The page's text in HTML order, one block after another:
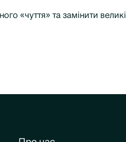
«чуття» та замінити великі